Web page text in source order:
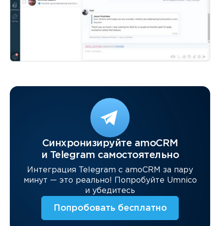
Синхронизируйте amoCRM
и Telegram самостоятельно
Интеграция Telegram c amoCRM за пару
минут — это реально! Попробуйте Umnico
и убедитесь
Попробовать бесплатно